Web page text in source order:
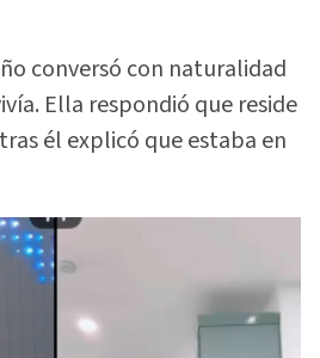
conversó con naturalidad
Ella respondió que reside
él explicó que estaba en